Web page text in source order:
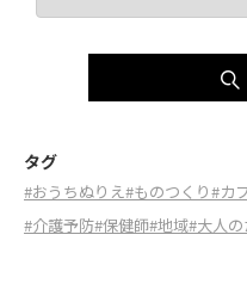
タグ
#おうちぬりえ#ものつくり#カ
#介護予防#保健師#地域#大人